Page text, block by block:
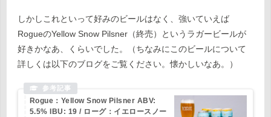
しかしこれといって好みのビールはなく、強いていえば
RogueのYellow Snow Pilsner（終売）というラガービールが
好きかなあ、くらいでした。（ちなみにこのビールについて
詳しくは以下のブログをご覧ください。懐かしいなあ。）
Rogue：Yellow Snow Pilsner ABV:
5.5% IBU: 19 / ローグ：イエロースノー